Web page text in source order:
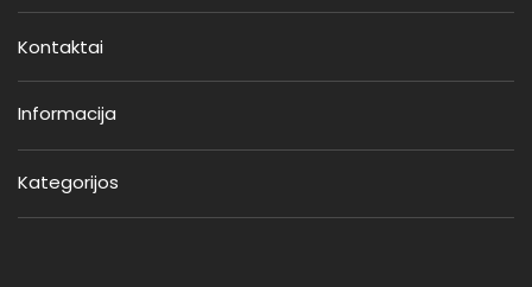
Kontaktai
Informacija
Kategorijos